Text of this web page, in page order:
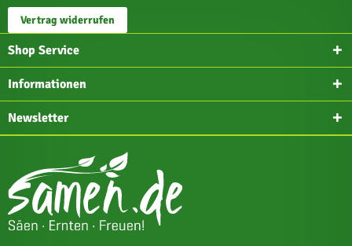
Vertrag widerrufen
Shop Service
Informationen
Newsletter